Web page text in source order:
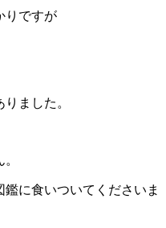
りですが
ました。
に食いついてくださいま